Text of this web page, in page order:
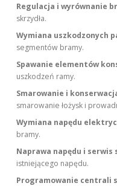
Regulacja i wyrównanie
skrzydła.
Wymiana uszkodzonych
segmentów bramy.
Spawanie elementów
uszkodzeń ramy.
Smarowanie i
smarowanie łożysk i
Wymiana napędu
bramy.
Naprawa napędu i serwis
istniejącego napędu.
Programowanie centrali